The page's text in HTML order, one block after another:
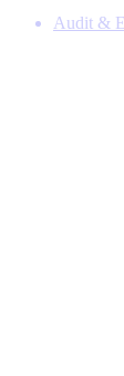
Audit &